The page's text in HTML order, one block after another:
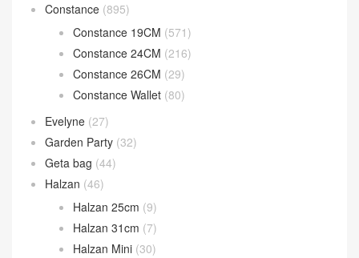
Constance (895)
Constance 19CM (571)
Constance 24CM (216)
Constance 26CM (29)
Constance Wallet (80)
Evelyne (27)
Garden Party (32)
Geta bag (44)
Halzan (46)
Halzan 25cm (9)
Halzan 31cm (7)
Halzan Mini (30)